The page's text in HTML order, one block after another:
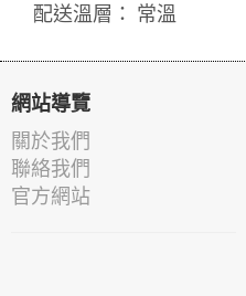
配送溫層： 常溫
網站導覽
關於我們
聯絡我們
官方網站